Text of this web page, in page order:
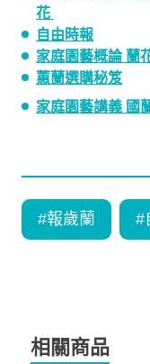
花
自由時報
家庭園藝概論 蘭
蕙蘭選購秘笈
家庭園藝講義 國
#報歲蘭 #
相關商品